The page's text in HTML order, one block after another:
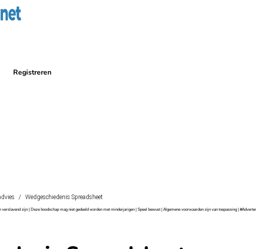
Registreren
/ Wedgeschiedenis Spreadsheet
zijn | Deze boodschap mag niet gedeeld worden met minderjarigen | Speel bewust | Algemene voorwaarden zijn van toepassing |